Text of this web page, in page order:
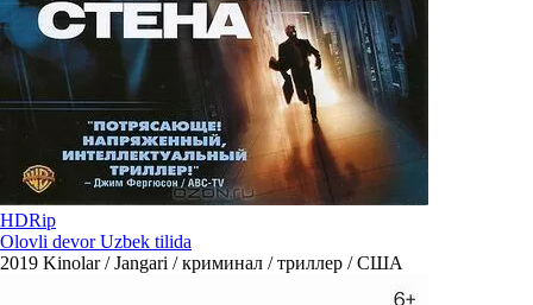
HDRip
Olovli devor Uzbek tilida
2019 Kinolar / Jangari / криминал / триллер / США